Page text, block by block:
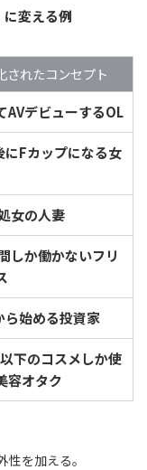
変える例
されたコンセプト
AVデビューするOL
にFカップになる女
女の人妻
しか働かないフリ
ら始める投資家
下のコスメしか使
容オタク
を加える。